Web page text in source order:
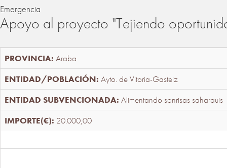
Emergencia
Apoyo al proyecto "Tejiendo
Araba
Ayto. de Vitoria-Gasteiz
Alimentando sonrisas saharauis
20.000,00